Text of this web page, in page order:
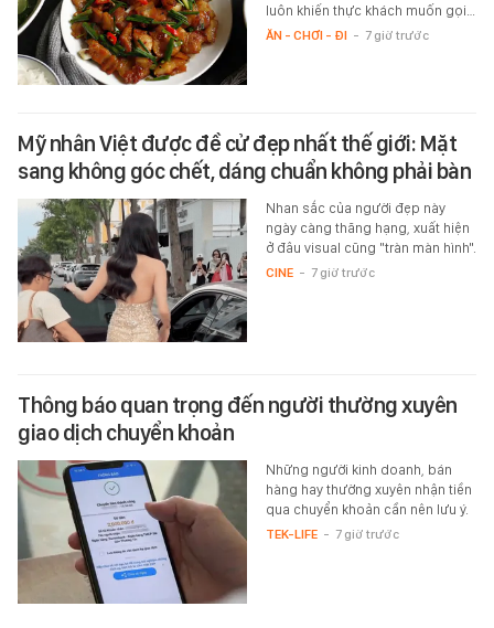
luôn khiến thực khách muốn gọi…
ĂN - CHƠI - ĐI - 7 giờ trước
Mỹ nhân Việt được đề cử đẹp nhất thế giới: Mặt
sang không góc chết, dáng chuẩn không phải bàn
Nhan sắc của người đẹp này
ngày càng thăng hạng, xuất hiện
ở đâu visual cũng "tràn màn hình".
CINE - 7 giờ trước
Thông báo quan trọng đến người thường xuyên
giao dịch chuyển khoản
Những người kinh doanh, bán
hàng hay thường xuyên nhận tiền
qua chuyển khoản cần nên lưu ý.
TEK-LIFE - 7 giờ trước